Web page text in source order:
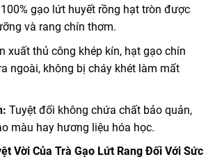
100% gạo lứt huyết rồng hạt tròn được
và rang chín thơm.
xuất thủ công khép kín, hạt gạo chín
ngoài, không bị cháy khét làm mất
Tuyệt đối không chứa chất bảo quản,
màu hay hương liệu hóa học.
Vời Của Trà Gạo Lứt Rang Đối Với Sức